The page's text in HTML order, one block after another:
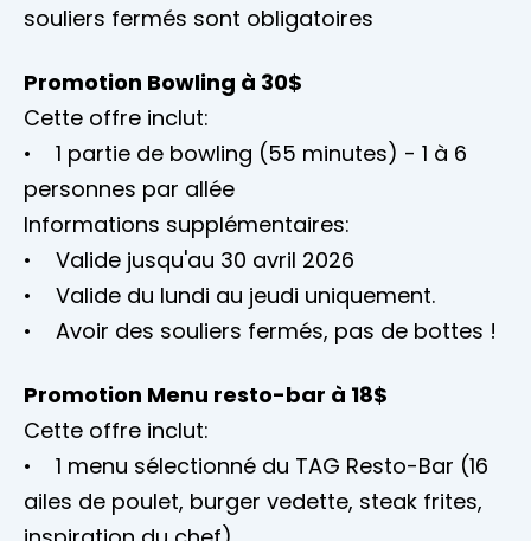
souliers fermés sont obligatoires
Promotion Bowling à 30$
Cette offre inclut:
• 1 partie de bowling (55 minutes) - 1 à 6
personnes par allée
Informations supplémentaires:
• Valide jusqu'au 30 avril 2026
• Valide du lundi au jeudi uniquement.
• Avoir des souliers fermés, pas de bottes !
Promotion Menu resto-bar à 18$
Cette offre inclut:
• 1 menu sélectionné du TAG Resto-Bar (16
ailes de poulet, burger vedette, steak frites,